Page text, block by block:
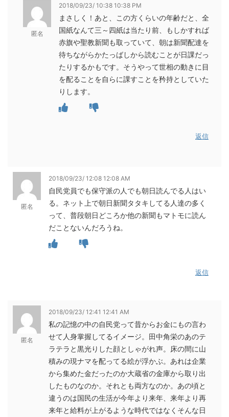
匿名
2018/09/23/ 10:38 10:38 PM
まさしく！あと、この方くらいの年齢だと、全
国紙なんて三～四紙は当たり前、もしかすれば
赤旗や聖教新聞も取っていて、朝は新聞配達を
待ちながらかたっばしから読むことが日課だっ
たりするかもです。そうやって世相の動きに目
を配ることを自らに課すことを矜持としていた
りします。
返信
匿名
2018/09/23/ 12:08 12:08 AM
自民党員でも保守派の人でも朝日読んでる人はい
る。ネット上で朝日新聞タタキしてる人達の多く
って、普段朝日どころか他の新聞もマトモに読ん
だことないんだろうね。
返信
匿名
2018/09/23/ 12:41 12:41 AM
私の記憶の中の自民党って昔からお金にもの言わ
せて人身掌握してるイメージ。田中角栄のあのテ
ラテラと黒光りした顔としゃがれ声。床の間に山
積みの現ナマを配ってる絵が浮かぶ。あれは企業
から集めた金だったのか大蔵省の金庫から取り出
したものなのか。それとも両方なのか。あの頃と
違うのは国民の生活が今年より来年、来年より再
来年と給料が上がるような時代ではなくそんな日